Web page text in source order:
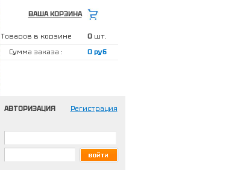
ВАША КОРЗИНА
Товаров в корзине 0 шт.
Сумма заказа :
0 руб
АВТОРИЗАЦИЯ Регистрация